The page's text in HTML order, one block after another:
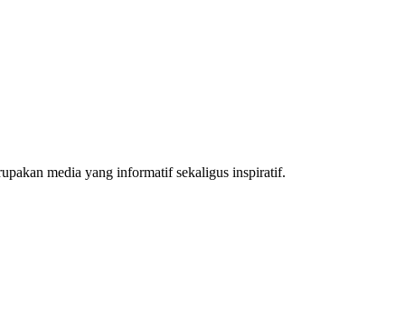
media yang informatif sekaligus inspiratif.